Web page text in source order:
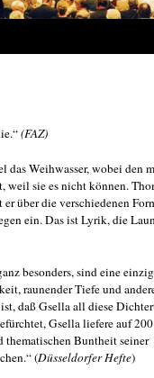
(FAZ)
das Weihwasser, wobei den
weil sie es nicht können.
über die verschiedenen
ein. Das ist Lyrik, die
besonders, sind eine
raunender Tiefe und
daß Gsella all diese
Gsella liefere auf
thematischen Buntheit
(Düsseldorfer Hefte)